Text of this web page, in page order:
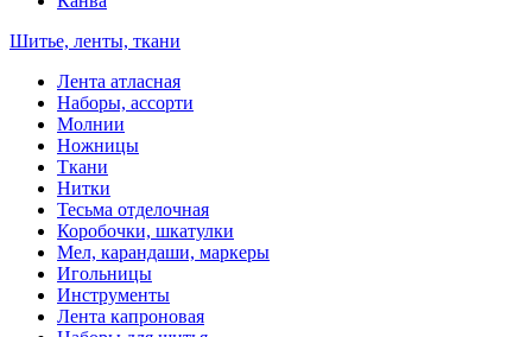
Шитье, ленты, ткани
Лента атласная
Наборы, ассорти
Молнии
Ножницы
Ткани
Нитки
Тесьма отделочная
Коробочки, шкатулки
Мел, карандаши, маркеры
Игольницы
Инструменты
Лента капроновая